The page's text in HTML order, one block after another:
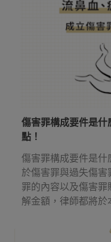
傷害罪構成要件是什
點！
傷害罪構成要件是什
於傷害罪與過失傷
罪的內容以及傷害罪
解金額，律師都將於